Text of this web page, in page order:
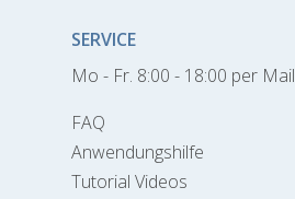
SERVICE
Mo - Fr. 8:00 - 18:00 per Mail
FAQ
Anwendungshilfe
Tutorial Videos